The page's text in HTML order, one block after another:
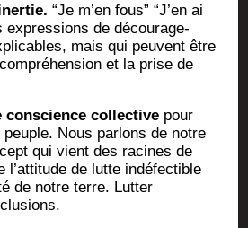
“Je m’en fous” “J’en ai
expres­sions de décou­ra­ge­
mais qui peuvent être
et la prise de
conscience col­lec­tive pour
Nous par­lons de notre
qui vient des racines de
l’at­ti­tude de lutte indé­fec­tible
de notre terre. Lut­ter